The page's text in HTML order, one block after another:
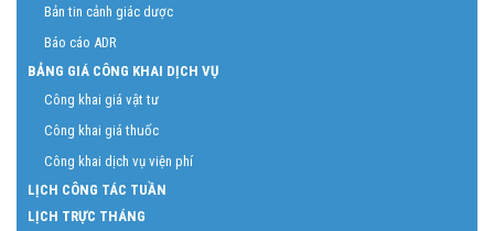
Bản tin cảnh giác dược
Báo cáo ADR
BẢNG GIÁ CÔNG KHAI DỊCH VỤ
Công khai giá vật tư
Công khai giá thuốc
Công khai dịch vụ viện phí
LỊCH CÔNG TÁC TUẦN
LỊCH TRỰC THÁNG